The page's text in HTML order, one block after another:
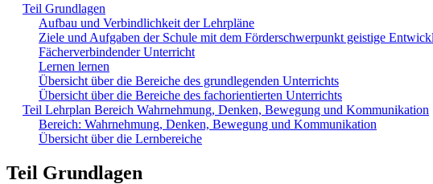
Teil Grundlagen
Aufbau und Verbindlichkeit der Lehrpläne
Ziele und Aufgaben der Schule mit dem Förderschwerpunkt geistige
Fächerverbindender Unterricht
Lernen lernen
Übersicht über die Bereiche des grundlegenden Unterrichts
Übersicht über die Bereiche des fachorientierten Unterrichts
Teil Lehrplan Bereich Wahrnehmung, Denken, Bewegung und Kommunikation
Bereich: Wahrnehmung, Denken, Bewegung und Kommunikation
Übersicht über die Lernbereiche
Teil Grundlagen